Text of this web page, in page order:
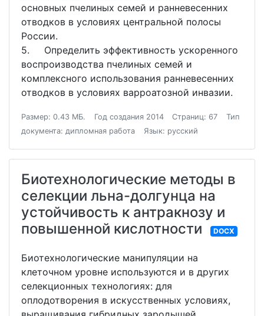
основных пчелиных семей и ранневесенних
отводков в условиях центральной полосы
России.
5. Определить эффективность ускоренного
воспроизводства пчелиных семей и
комплексного использования ранневесенних
отводков в условиях варроатозной инвазии.
Размер: 0.43 МБ. Год создания 2014 Страниц: 67
Тип
документа: дипломная работа
Язык: русский
Биотехнологические методы в
селекции льна-долгунца на
устойчивость к антракнозу и
повышенной кислотности
DOCX
Биотехнологические манипуляции на
клеточном уровне используются и в других
селекционных технологиях: для
оплодотворения в искусственных условиях,